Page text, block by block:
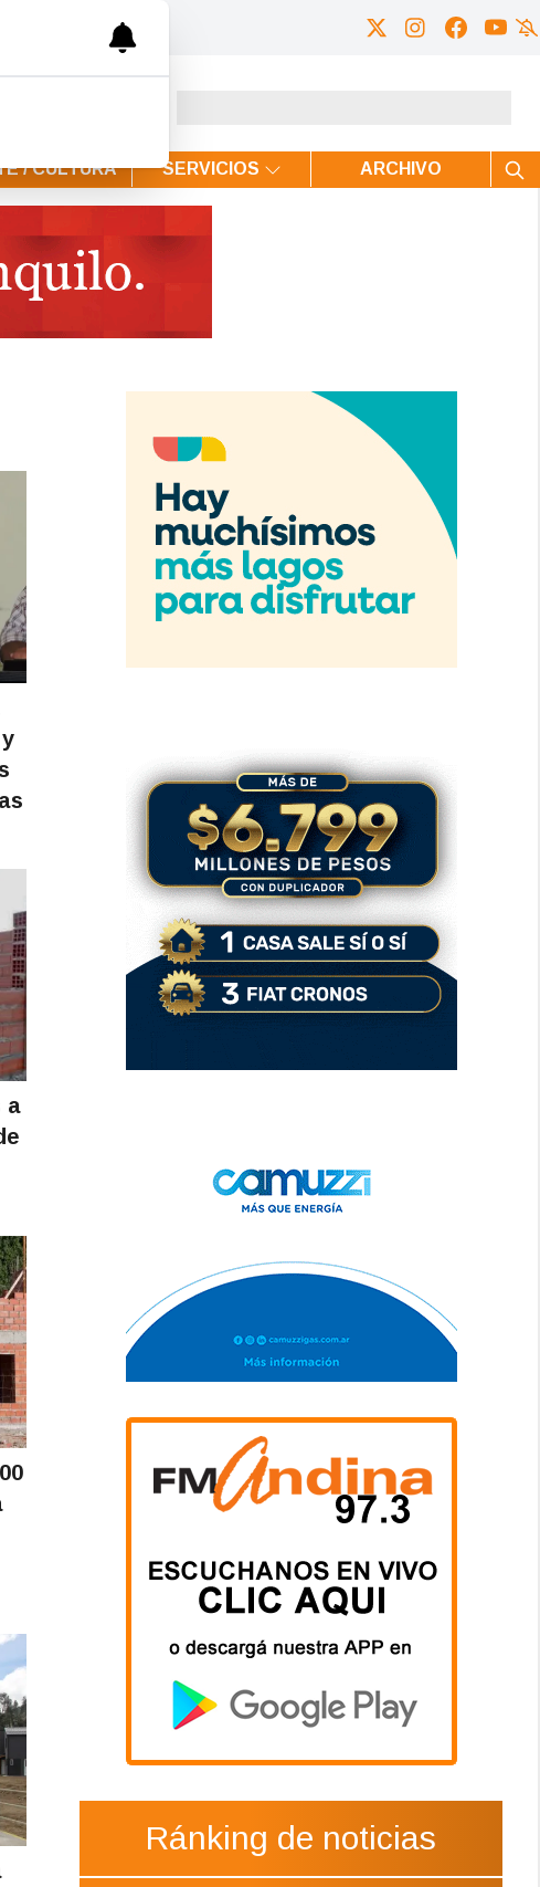
/ CULTURA SERVICIOS ARCHIVO
a
Ránking de noticias